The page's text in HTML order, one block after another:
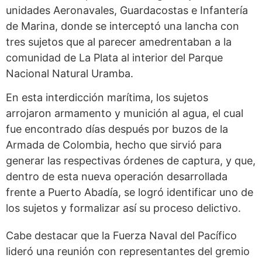
unidades Aeronavales, Guardacostas e Infantería
de Marina, donde se interceptó una lancha con
tres sujetos que al parecer amedrentaban a la
comunidad de La Plata al interior del Parque
Nacional Natural Uramba.
En esta interdicción marítima, los sujetos
arrojaron armamento y munición al agua, el cual
fue encontrado días después por buzos de la
Armada de Colombia, hecho que sirvió para
generar las respectivas órdenes de captura, y que,
dentro de esta nueva operación desarrollada
frente a Puerto Abadía, se logró identificar uno de
los sujetos y formalizar así su proceso delictivo.
Cabe destacar que la Fuerza Naval del Pacífico
lideró una reunión con representantes del gremio